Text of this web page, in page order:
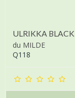
ULRIKKA
du MILDE
Q118